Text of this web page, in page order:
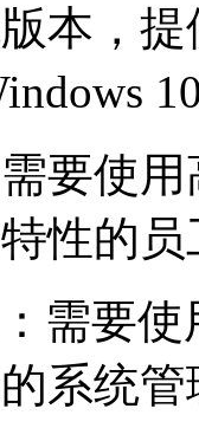
本，
使用
性的员
要使
系统